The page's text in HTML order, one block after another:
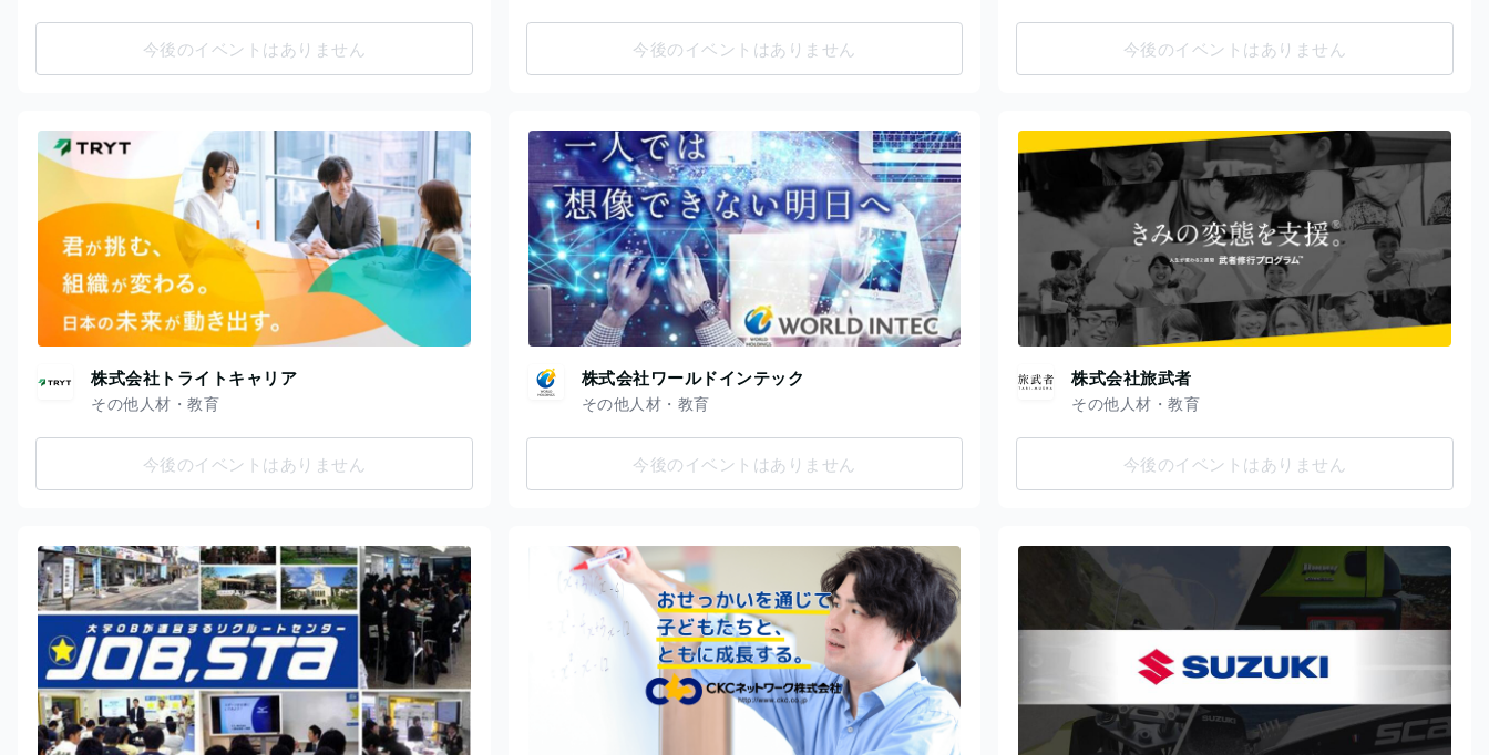
今後のイベントはありません 今後のイベントはありません 今後のイベントはありません
株式会社トライトキャリア
その他人材・教育
今後のイベントはありません
株式会社ワールドインテック
その他人材・教育
今後のイベントはありません
株式会社旅武者
その他人材・教育
今後のイベントはありません